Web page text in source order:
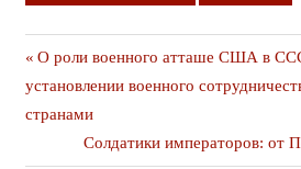
Навигация
по
записям
Предыдущая
публикация
О роли военного атташе США в
установлении военного
странами
Следующая
Солдатики императоров: от